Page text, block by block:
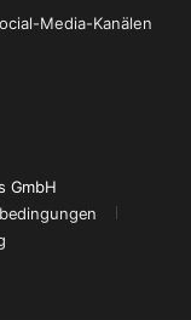
Media-Kanälen
GmbH